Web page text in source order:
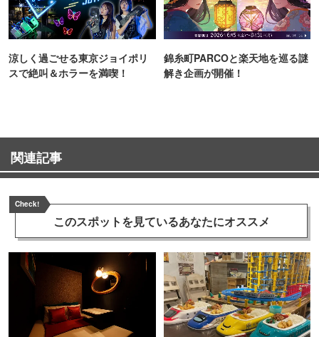
涼しく過ごせる東京ジョイポリ
スで絶叫＆ホラーを満喫！
錦糸町PARCOと楽天地を巡る謎
解き企画が開催！
関連記事
Check!
このスポットを見ているあなたにオススメ